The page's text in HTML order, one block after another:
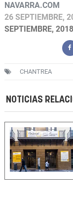
NAVARRA.COM
26 SEPTIEMBRE,
SEPTIEMBRE,
CHANTREA
NOTICIAS